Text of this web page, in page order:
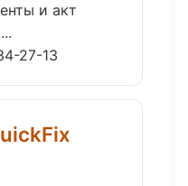
и акт
27-13